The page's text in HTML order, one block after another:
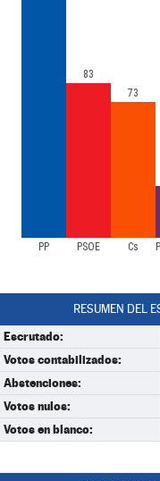
PP PSOE Cs
83
73
RESUMEN DEL
Escrutado:
Votos contabilizados:
Abstenciones:
Votos nulos:
Votos en blanco: